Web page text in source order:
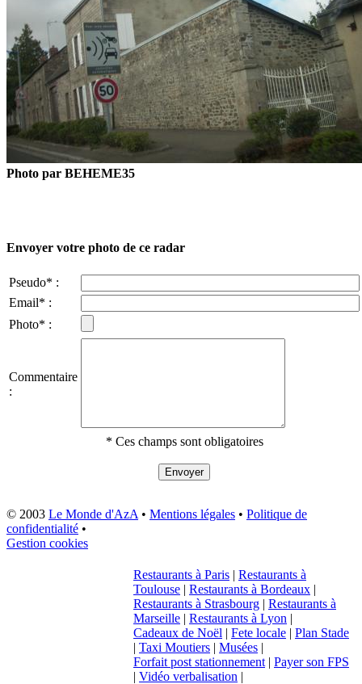
Photo par BEHEME35
Envoyer votre photo de ce radar
Pseudo* :
Email* :
Photo* :
Commentaire
:
* Ces champs sont obligatoires
© 2003 Le Monde d'AzA • Mentions légales • Politique de
confidentialité •
Gestion cookies
Restaurants à Paris | Restaurants à
Toulouse | Restaurants à Bordeaux |
Restaurants à Strasbourg | Restaurants à
Marseille | Restaurants à Lyon |
Cadeaux de Noël | Fete locale | Plan Stade
| Taxi Moutiers | Musées |
Forfait post stationnement | Payer son FPS
| Vidéo verbalisation |